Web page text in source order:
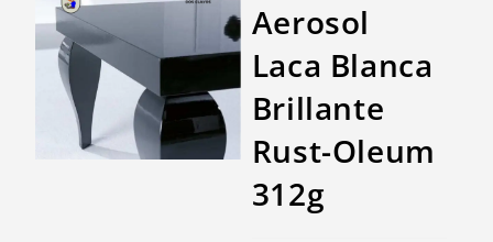
Aerosol
Laca Blanca
Brillante
Rust-Oleum
312g